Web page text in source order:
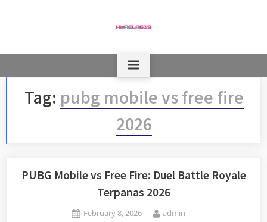
Tag: pubg mobile vs free fire
2026
PUBG Mobile vs Free Fire: Duel Battle Royale
Terpanas 2026
Posted
February 8, 2026 By
admin